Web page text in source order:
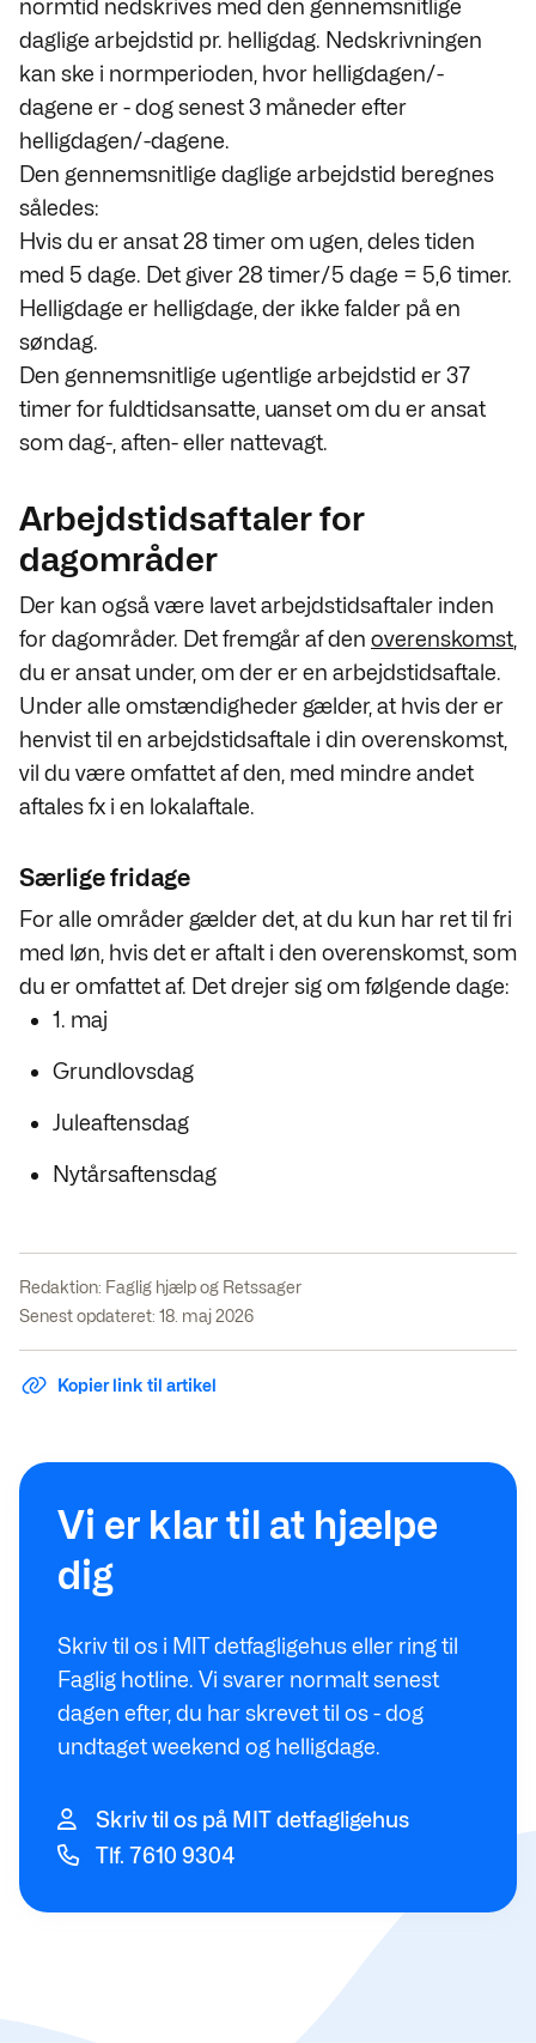
normtid nedskrives med den gennemsnitlige
daglige arbejdstid pr. helligdag. Nedskrivningen
kan ske i normperioden, hvor helligdagen/-
dagene er - dog senest 3 måneder efter
helligdagen/-dagene.
Den gennemsnitlige daglige arbejdstid beregnes
således:
Hvis du er ansat 28 timer om ugen, deles tiden
med 5 dage. Det giver 28 timer/5 dage = 5,6 timer.
Helligdage er helligdage, der ikke falder på en
søndag.
Den gennemsnitlige ugentlige arbejdstid er 37
timer for fuldtidsansatte, uanset om du er ansat
som dag-, aften- eller nattevagt.
Arbejdstidsaftaler for
dagområder
Der kan også være lavet arbejdstidsaftaler inden
for dagområder. Det fremgår af den overenskomst
du er ansat under, om der er en arbejdstidsaftale.
Under alle omstændigheder gælder, at hvis der er
henvist til en arbejdstidsaftale i din overenskomst,
vil du være omfattet af den, med mindre andet
aftales fx i en lokalaftale.
Særlige fridage
For alle områder gælder det, at du kun har ret til fri
med løn, hvis det er aftalt i den overenskomst, som
du er omfattet af. Det drejer sig om følgende dage:
1. maj
Grundlovsdag
Juleaftensdag
Nytårsaftensdag
Redaktion: Faglig hjælp og Retssager
Senest opdateret: 18. maj 2026
Kopier link til artikel
Vi er klar til at hjælpe
dig
Skriv til os i MIT detfagligehus eller ring til
Faglig hotline. Vi svarer normalt senest
dagen efter, du har skrevet til os - dog
undtaget weekend og helligdage.
Skriv til os på MIT detfagligehus
Tlf. 7610 9304